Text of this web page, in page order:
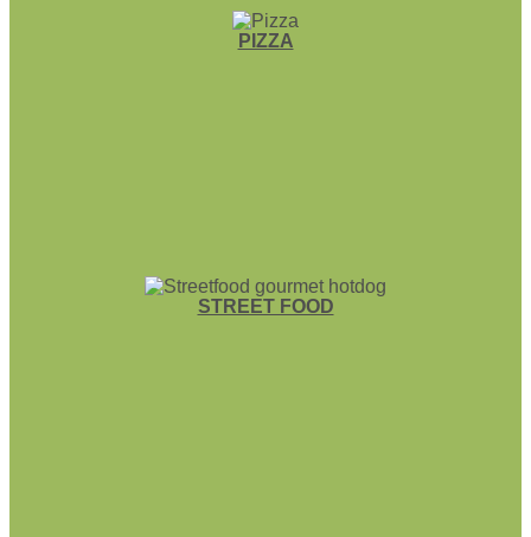
PIZZA
STREET FOOD